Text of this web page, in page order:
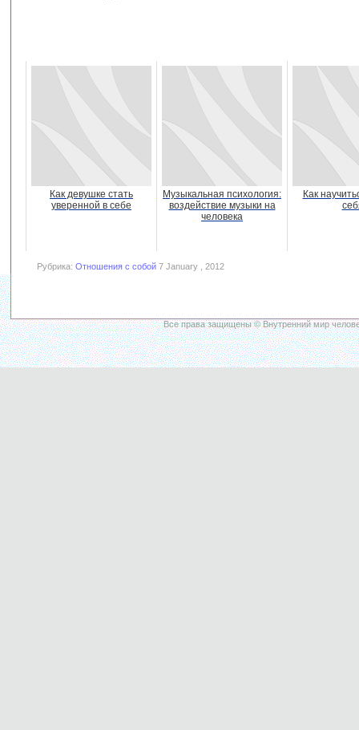
Как девушке стать
уверенной в себе
Музыкальная психология:
воздействие музыки на
человека
Как
Рубрика: Отношения с собой 7 January , 2012
Все права защищены © Внутренний мир